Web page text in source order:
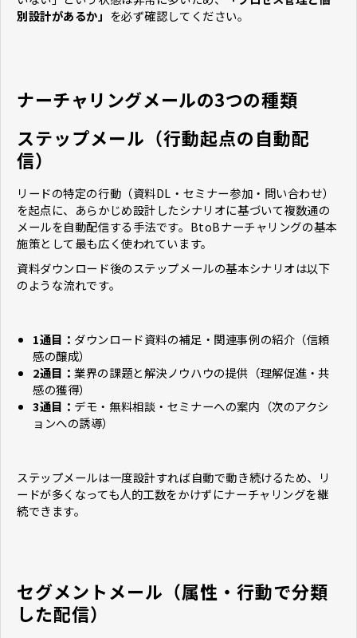
別設計があるか」 を必ず確認してください。
ナーチャリングメールの3つの種類
ステップメール（行動起点の自動配
信）
リードの特定の行動（資料DL・セミナー参加・問い合わせ）
を起点に、あらかじめ設計したシナリオに基づいて複数通の
メールを自動配信する手法です。BtoBナーチャリングの基本
施策として最も広く使われています。
資料ダウンロード後のステップメールの基本シナリオは以下
のような流れです。
1通目： ダウンロード資料の補足・関連事例の紹介（信頼
感の醸成）
2通目：業界の課題と解決ノウハウの提供（理解促進・共
感の獲得）
3通目： デモ・無料相談・セミナーへの案内（次のアクシ
ョンへの誘導）
ステップメールは一度設計すれば自動で動き続けるため、リ
ードが多くなっても人的工数をかけずにナーチャリングを継
続できます。
セグメントメール（属性・行動で分類
した配信）